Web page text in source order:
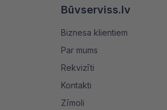
Būvserviss.lv
Biznesa klientiem
Par mums
Rekvizīti
Kontakti
Zīmoli